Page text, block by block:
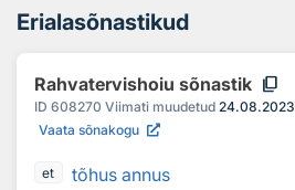
Erialasõnastikud
Rahvatervishoiu sõnastik content_copy
ID 608270 Viimati muudetud 24.08.2023
Vaata sõnakogu
et
tõhus annus